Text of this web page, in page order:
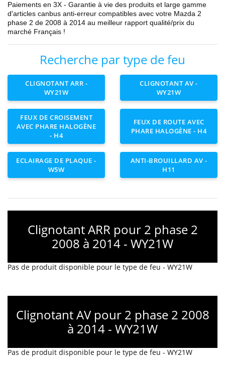
Paiements en 3X - Garantie à vie des produits et large gamme
d'articles canbus anti-erreur compatibles avec votre Mazda 2
phase 2 de 2008 à 2014 au meilleur rapport qualité/prix du
marché Français !
Recherche par type de feu
CLIGNOTANT ARR -
WY21W
CLIGNOTANT AV -
WY21W
FEUX DE CROISEMENT
AVEC PHARE HALOGÈNE
- H4
FEUX DE ROUTE AVEC
PHARE HALOGÈNE - H4
ECLAIRAGE DE PLAQUE -
W5W
ANTI-BROUILLARD AV -
H11
Clignotant ARR pour 2 phase 2
2008 à 2014 - WY21W
Pas de produit disponible pour le type de feu - WY21W
Clignotant AV pour 2 phase 2 2008
à 2014 - WY21W
Pas de produit disponible pour le type de feu - WY21W